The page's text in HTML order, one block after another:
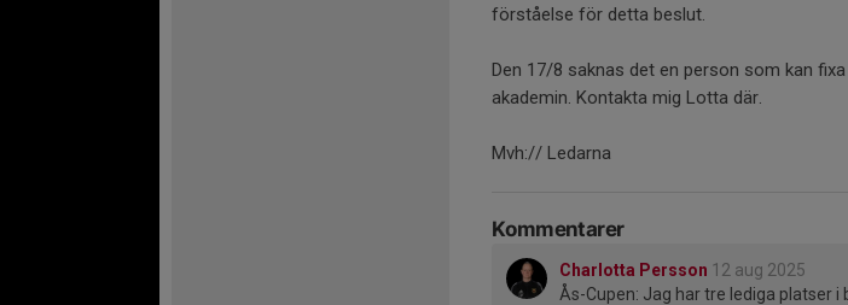
förståelse för detta beslut.
Den 17/8 saknas det en person som kan
akademin. Kontakta mig Lotta där.
Mvh:// Ledarna
Kommentarer
Charlotta Persson 12 aug 2025
Ås-Cupen: Jag har tre lediga platser